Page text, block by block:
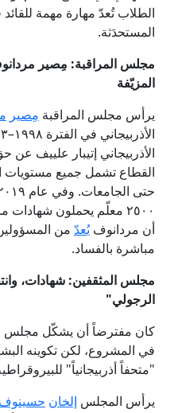
الطلاب تُعدّ مهارة مهمة
المستحدَثة.
مجلس المراقبة: مِصير
المزيّفة
يرأس مجلس المراقبة مصير
الأذربيجاني إتيبار علييف
القطاع تشمل جميع مستويات
حتى الجامعات. وفي عام ۲۰۱۹
۲٥۰۰ معلّم يحملون
أن مردانوفيعد من
مباشرة بالفساد.
مجلس المثقفين: شهادات،
الرجولي"
كان مفترضاً أن يشكّل مجلس
في المشروع، لكن تكوينه
"متحفاً أذربيجانياً"
يرأس المجلس إلخان حسينوف